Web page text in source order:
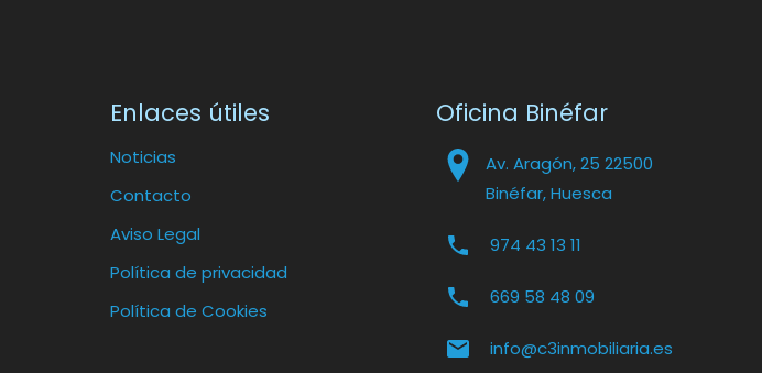
Enlaces útiles
Noticias
Contacto
Aviso Legal
Política de privacidad
Política de Cookies
Oficina Binéfar
Av. Aragón, 25 22500
Binéfar, Huesca
974 43 13 11
669 58 48 09
info@c3inmobiliaria.es